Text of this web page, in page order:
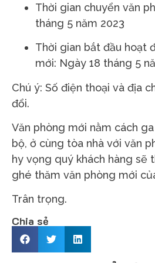
Thời gian chuyển văn
tháng 5 năm 2023
Thời gian bắt đầu hoạt
mới: Ngày 18 tháng 5
Chú ý: Số điện thoại và địa
đổi.
Văn phòng mới nằm cách ga
bộ, ở cùng tòa nhà với văn
hy vọng quý khách hàng sẽ
ghé thăm văn phòng mới
Trân trọng.
Chia sẻ